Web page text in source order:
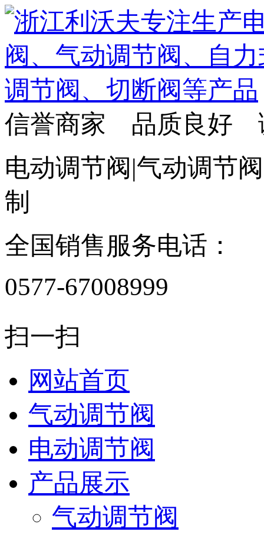
信誉商家 品质良好
电动调节阀|气动调节
制
全国销售服务电话：
0577-67008999
扫一扫
网站首页
气动调节阀
电动调节阀
产品展示
气动调节阀